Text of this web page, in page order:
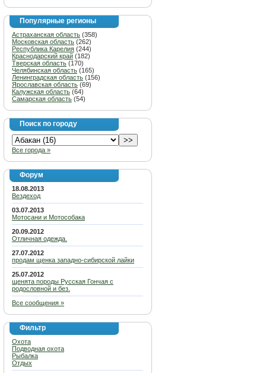
Популярные регионы
Астраханская область (358)
Московская область (262)
Республика Карелия (244)
Краснодарский край (182)
Тверская область (170)
Челябинская область (165)
Ленинградская область (156)
Ярославская область (69)
Калужская область (64)
Самарская область (54)
Поиск по городу
Все города »
Форум
18.08.2013
Вездеход
03.07.2013
Мотосани и Мотособака
20.09.2012
Отличная одежда.
27.07.2012
продам щенка западно-сибирской лайки
25.07.2012
щенята породы Русская Гончая с
родословной и без.
Все сообщения »
Фильтр
Охота
Подводная охота
Рыбалка
Отдых